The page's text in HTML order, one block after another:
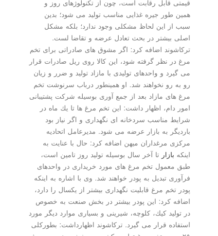
قیمتی قابل رقابت است، چون از تكنولوژهای روز و
همین طور جیره غذایی مناسب تولید می شود؛ بدین
سبب از این لحاظ مشكلی وجود ندارد؛ بلكه مشكل
اصلی بیشتر در بحث تعادل عرضه و تقاضا لست.
تركاشوند اضافه كرد: اگر مشوق های صادراتی برای تخم
مرغ در نظر گرفته شود، این كالا روی ریل صادرات قرار
می گیرد و واحدهای تولیدی با مازاد تولید و ضرر و زیان
رو به رو نخواهند شد. او همینطور درباب سرنوشت تخم
مرغ های مازاد بعد از جمع آوری بوسیله شركت پشتیبانی
امور دام، اظهار داشت: این تخم مرغ ها تا یك ماه در
شرایط مناسب سردخانه ای نگهداری و اگر نیاز بود
باردیگر به بازار عرضه می شود. مدیرعامل اتحادیه
مركزی مرغداران میهن اضافه كرد: حال با عنایت به
بازارتا آخر سال بوسیله تولید روز تامین است،
طبق معمول تخم مرغ های مورد خریداری در واحدهای
فرآوری تبدیل به پودر خواهند شد. وی با اشاره به اینكه
پودر تخم مرغ قابلیت نگهداری بیشتر از یكسال را دارد،
اضافه كرد: این پودر بیشتر در بخش صنعت به خصوص
در تولید كیك، كلوچه، شیرینی و بسیاری موارد دیگر مورد
استفاده قرار می گیرد. تركاشوند اظهارداشت: بطوركلی